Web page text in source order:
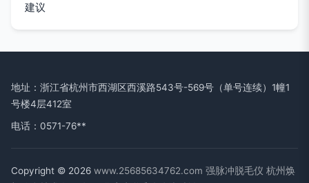
建议
地址：浙江省杭州市西湖区西溪路543号-569号（单号连续）1幢1
号楼4层412室
电话：0571-76**
Copyright © 2026 www.25685634762.com 强脉冲脱毛仪 杭州焕